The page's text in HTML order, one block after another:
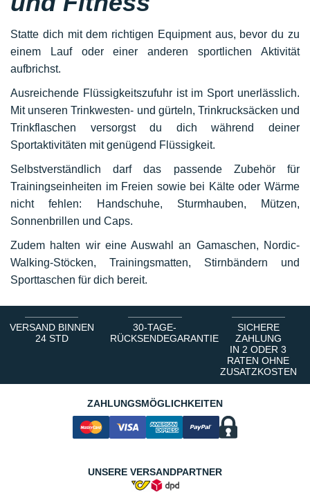
Statte dich mit dem richtigen Equipment aus, bevor du zu
einem Lauf oder einer anderen sportlichen Aktivität
aufbrichst.
Ausreichende Flüssigkeitszufuhr ist im Sport unerlässlich.
Mit unseren Trinkwesten- und gürteln, Trinkrucksäcken und
Trinkflaschen versorgst du dich während deiner
Sportaktivitäten mit genügend Flüssigkeit.
Selbstverständlich darf das passende Zubehör für
Trainingseinheiten im Freien sowie bei Kälte oder Wärme
nicht fehlen: Handschuhe, Sturmhauben, Mützen,
Sonnenbrillen und Caps.
Zudem halten wir eine Auswahl an Gamaschen, Nordic-
Walking-Stöcken, Trainingsmatten, Stirnbändern und
Sporttaschen für dich bereit.
VERSAND BINNEN
24 STD
30-TAGE-
RÜCKSENDEGARANTIE
SICHERE
ZAHLUNG
IN 2 ODER 3
RATEN OHNE
ZUSATZKOSTEN
ZAHLUNGSMÖGLICHKEITEN
UNSERE VERSANDPARTNER